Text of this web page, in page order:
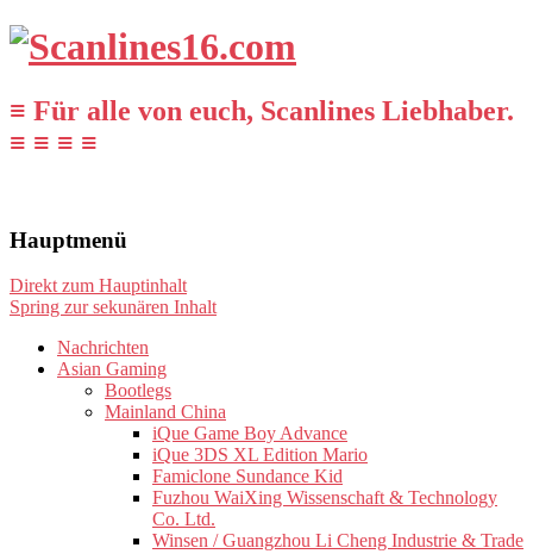
≡ Für alle von euch, Scanlines Liebhaber.
≡ ≡ ≡ ≡
Hauptmenü
Direkt zum Hauptinhalt
Spring zur sekunären Inhalt
Nachrichten
Asian Gaming
Bootlegs
Mainland China
iQue Game Boy Advance
iQue 3DS XL Edition Mario
Famiclone Sundance Kid
Fuzhou WaiXing Wissenschaft & Technology
Co. Ltd.
Winsen / Guangzhou Li Cheng Industrie & Trade